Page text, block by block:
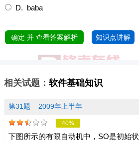
D. baba
确定 并 查看答案解析 知识点讲解
相关试题： 软件基础知识
第31题 2009年上半年
40%
下图所示的有限自动机中，SO是初始状